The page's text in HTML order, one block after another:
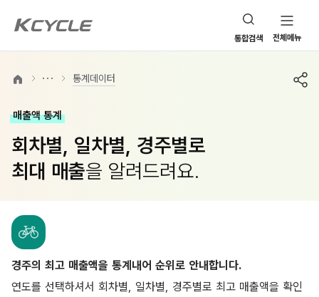
통합검색 전체메뉴
통계데이터
매출액 통계
회차별, 일차별, 경주별로
최대 매출을 알려드려요.
경주의 최고 매출액을 통계내어 순위로 안내합니다.
연도를 선택하셔서 회차별, 일차별, 경주별로 최고 매출액을 확인